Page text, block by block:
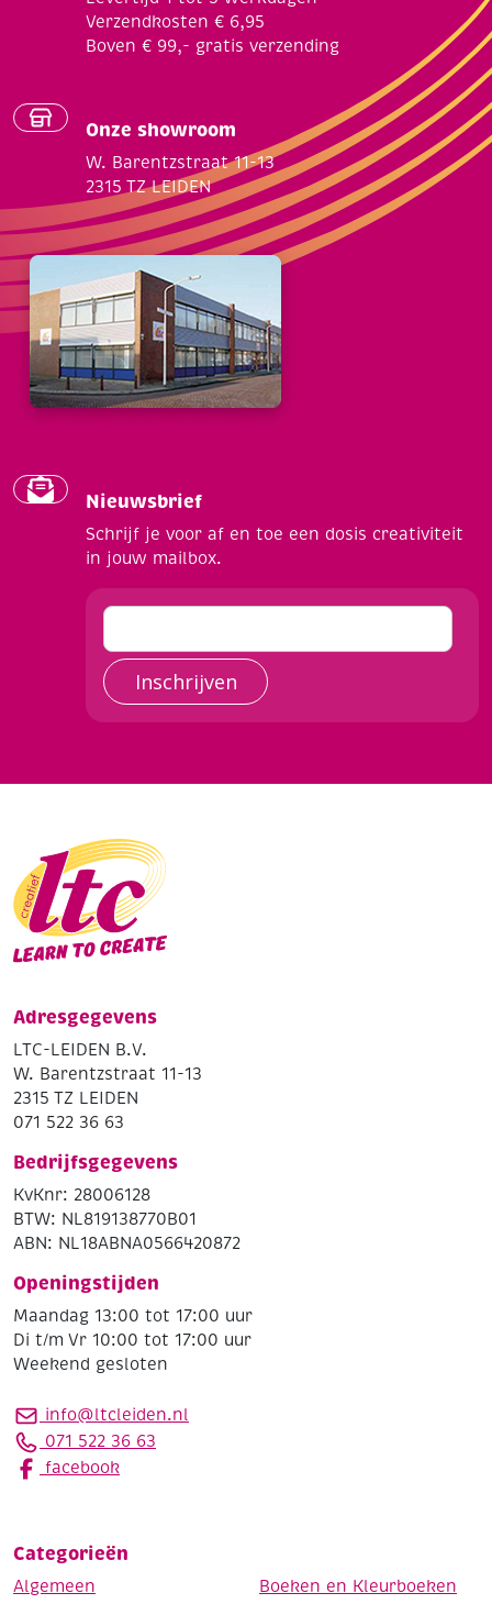
Verzendkosten € 6,95
Boven € 99,- gratis verzending
Onze showroom
W. Barentzstraat 11-13
2315 TZ LEIDEN
Nieuwsbrief
Schrijf je voor af en toe een dosis creativiteit
in jouw mailbox.
Inschrijven
Adresgegevens
LTC-LEIDEN B.V.
W. Barentzstraat 11-13
2315 TZ LEIDEN
071 522 36 63
Bedrijfsgegevens
KvKnr: 28006128
BTW: NL819138770B01
ABN: NL18ABNA0566420872
Openingstijden
Maandag 13:00 tot 17:00 uur
Di t/m Vr 10:00 tot 17:00 uur
Weekend gesloten
info@ltcleiden.nl
071 522 36 63
facebook
Categorieën
Algemeen
Boeken en Kleurboeken